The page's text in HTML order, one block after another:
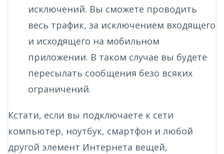
исключений. Вы сможете проводить
весь трафик, за исключением входящего
и исходящего на мобильном
приложении. В таком случае вы будете
пересылать сообщения безо всяких
ограничений.
Кстати, если вы подключаете к сети
компьютер, ноутбук, смартфон и любой
другой элемент Интернета вещей,